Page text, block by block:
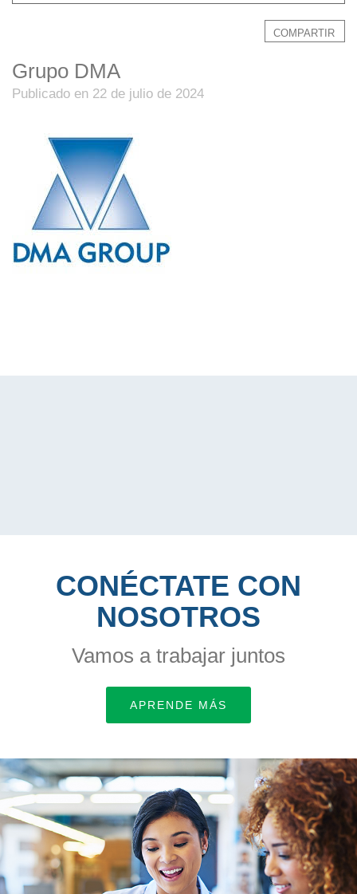
COMPARTIR
Grupo DMA
Publicado en 22 de julio de 2024
CONÉCTATE CON
NOSOTROS
Vamos a trabajar juntos
APRENDE MÁS